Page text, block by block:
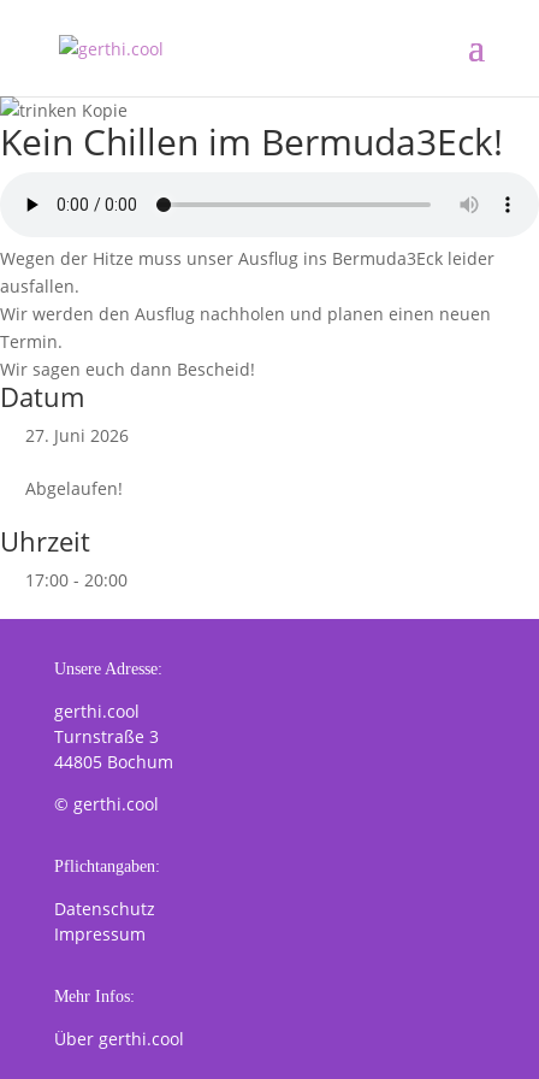
Kein Chillen im Bermuda3Eck!
Wegen der Hitze muss unser Ausflug ins Bermuda3Eck leider
ausfallen.
Wir werden den Ausflug nachholen und planen einen neuen
Termin.
Wir sagen euch dann Bescheid!
Datum
27. Juni 2026
Abgelaufen!
Uhrzeit
17:00 - 20:00
Unsere Adresse:
gerthi.cool
Turnstraße 3
44805 Bochum
© gerthi.cool
Pflichtangaben:
Datenschutz
Impressum
Mehr Infos:
Über gerthi.cool